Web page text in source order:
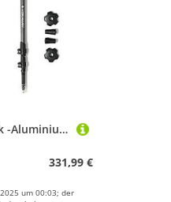
CWZZWS 2 -pc -Pack -Aluminium 7075 Trekkingstangen - Verstellbare Wander- oder Gehstock - Stark, leicht, schnell einstellen Flip -Lock - Korkgriff, gepolstertes Gurt F f
331,99 €
um 00:03; der